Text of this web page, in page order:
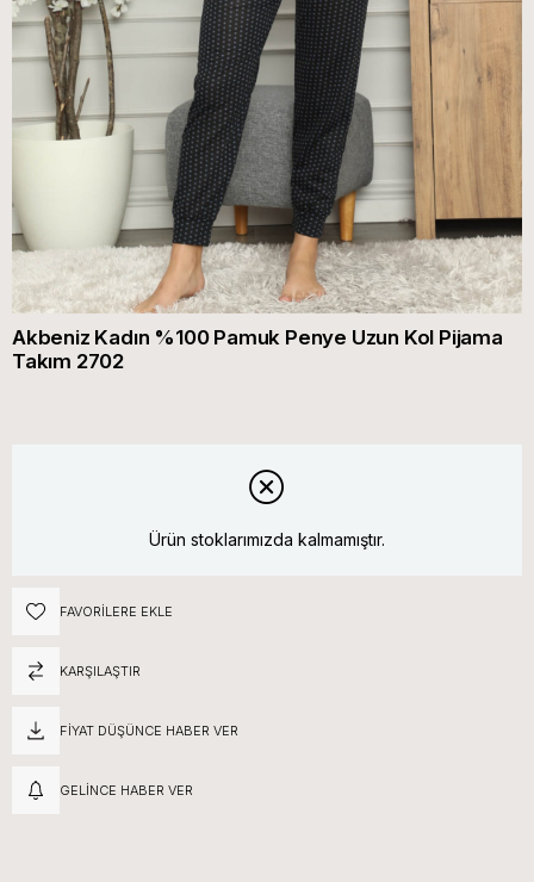
Akbeniz Kadın %100 Pamuk Penye Uzun Kol Pijama
Takım 2702
Ürün stoklarımızda kalmamıştır.
FAVORILERE EKLE
KARŞILAŞTIR
FIYAT DÜŞÜNCE HABER VER
GELINCE HABER VER